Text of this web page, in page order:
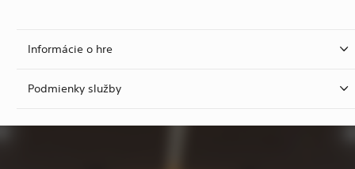
Informácie o hre
Podmienky služby